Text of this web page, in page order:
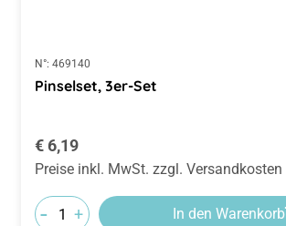
N°: 469140
Pinselset, 3er-Set
Regulärer Preis:
€ 6,19
Preise inkl. MwSt. zzgl. Versandkosten
- + In den Warenkorb